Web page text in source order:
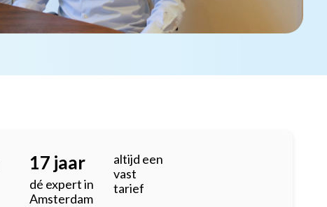
17 jaar
dé expert in
Amsterdam
altijd een
vast
tarief